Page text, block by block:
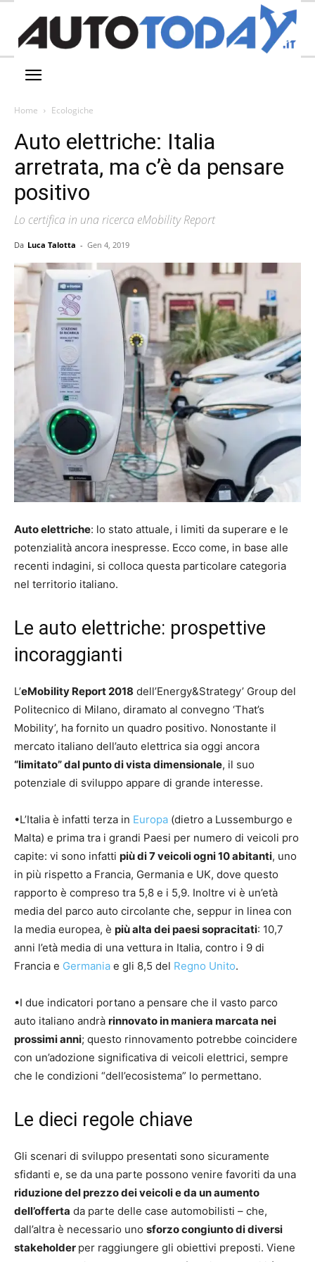
Home Ecologiche
Auto elettriche: Italia
arretrata, ma c’è da pensare
positivo
Lo certifica in una ricerca eMobility Report
Da Luca Talotta - Gen 4, 2019
Auto elettriche: lo stato attuale, i limiti da superare e le
potenzialità ancora inespresse. Ecco come, in base alle
recenti indagini, si colloca questa particolare categoria
nel territorio italiano.
Le auto elettriche: prospettive
incoraggianti
L’eMobility Report 2018 dell’Energy&Strategy’ Group del
Politecnico di Milano, diramato al convegno ‘That’s
Mobility’, ha fornito un quadro positivo. Nonostante il
mercato italiano dell’auto elettrica sia oggi ancora
“limitato” dal punto di vista dimensionale, il suo
potenziale di sviluppo appare di grande interesse.
•L’Italia è infatti terza in Europa (dietro a Lussemburgo e
Malta) e prima tra i grandi Paesi per numero di veicoli pro
capite: vi sono infatti più di 7 veicoli ogni 10 abitanti, uno
in più rispetto a Francia, Germania e UK, dove questo
rapporto è compreso tra 5,8 e i 5,9. Inoltre vi è un’età
media del parco auto circolante che, seppur in linea con
la media europea, è più alta dei paesi sopracitati: 10,7
anni l’età media di una vettura in Italia, contro i 9 di
Francia e Germania e gli 8,5 del Regno Unito.
•I due indicatori portano a pensare che il vasto parco
auto italiano andrà rinnovato in maniera marcata nei
prossimi anni; questo rinnovamento potrebbe coincidere
con un’adozione significativa di veicoli elettrici, sempre
che le condizioni “dell’ecosistema” lo permettano.
Le dieci regole chiave
Gli scenari di sviluppo presentati sono sicuramente
sfidanti e, se da una parte possono venire favoriti da una
riduzione del prezzo dei veicoli e da un aumento
dell’offerta da parte delle case automobilisti – che,
dall’altra è necessario uno sforzo congiunto di diversi
stakeholder per raggiungere gli obiettivi preposti. Viene